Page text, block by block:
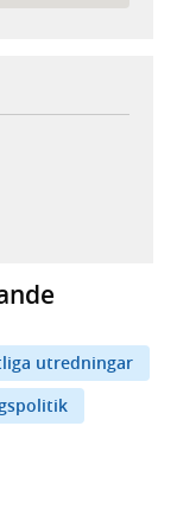
webbplats,
utredningar